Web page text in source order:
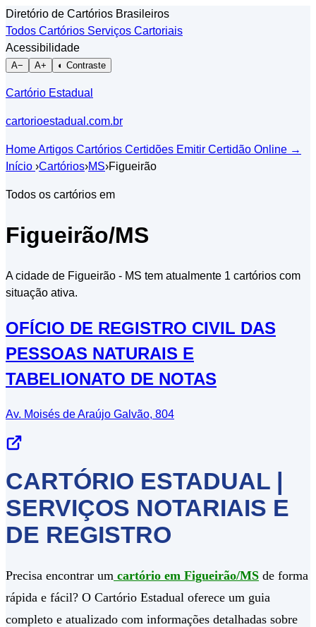
Diretório de Cartórios Brasileiros
Todos Cartórios Serviços Cartoriais
Acessibilidade
A− A+ ◐ Contraste
Cartório Estadual
cartorioestadual.com.br
HomeArtigos Cartórios Certidões Emitir Certidão Online →
Início ›Cartórios›MS›Figueirão
Todos os cartórios em
Figueirão/MS
A cidade de Figueirão - MS tem atualmente 1 cartórios com
situação ativa.
OFÍCIO DE REGISTRO CIVIL DAS
PESSOAS NATURAIS E
TABELIONATO DE NOTAS
Av. Moisés de Araújo Galvão, 804
CARTÓRIO ESTADUAL |
SERVIÇOS NOTARIAIS E
DE REGISTRO
Precisa encontrar um cartório em Figueirão/MS de forma
rápida e fácil? O Cartório Estadual oferece um guia
completo e atualizado com informações detalhadas sobre